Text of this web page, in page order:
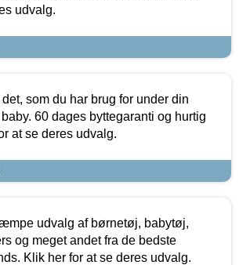
udvalg.
som du har brug for under din
60 dages byttegaranti og hurtig
at se deres udvalg.
udvalg af børnetøj, babytøj,
og meget andet fra de bedste
Klik her for at se deres udvalg.